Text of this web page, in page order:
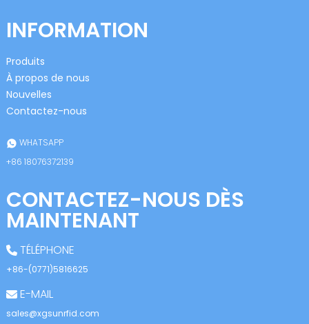
INFORMATION
Produits
À propos de nous
Nouvelles
Contactez-nous
WHATSAPP
+86 18076372139
CONTACTEZ-NOUS DÈS
MAINTENANT
TÉLÉPHONE
+86-(0771)5816625
E-MAIL
sales@xgsunrfid.com